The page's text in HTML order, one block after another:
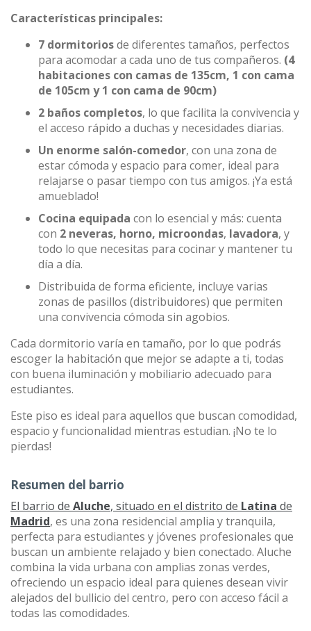
Características principales:
7 dormitoriosde diferentes tamaños, perfectos
para acomodar a cada uno de tus compañeros. (4
habitaciones con camas de 135cm, 1 con cama
de 105cm y 1 con cama de 90cm)
2 baños completos, lo que facilita la convivencia y
el acceso rápido a duchas y necesidades diarias.
Un enorme salón-comedor, con una zona de
estar cómoda y espacio para comer, ideal para
relajarse o pasar tiempo con tus amigos. ¡Ya está
amueblado!
Cocina equipada con lo esencial y más: cuenta
con 2 neveras, horno, microondas, lavadora, y
todo lo que necesitas para cocinar y mantener tu
día a día.
Distribuida de forma eficiente, incluye varias
zonas de pasillos (distribuidores) que permiten
una convivencia cómoda sin agobios.
Cada dormitorio varía en tamaño, por lo que podrás
escoger la habitación que mejor se adapte a ti, todas
con buena iluminación y mobiliario adecuado para
estudiantes.
Este piso es ideal para aquellos que buscan comodidad,
espacio y funcionalidad mientras estudian. ¡No te lo
pierdas!
Resumen del barrio
El barrio de Aluche, situado en el distrito de Latina de
Madrid, es una zona residencial amplia y tranquila,
perfecta para estudiantes y jóvenes profesionales que
buscan un ambiente relajado y bien conectado. Aluche
combina la vida urbana con amplias zonas verdes,
ofreciendo un espacio ideal para quienes desean vivir
alejados del bullicio del centro, pero con acceso fácil a
todas las comodidades.